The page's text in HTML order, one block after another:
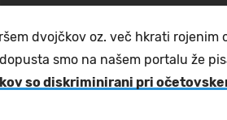
dvojčkov oz. več hkrati rojenim
smo na našem portalu že
so diskriminirani pri